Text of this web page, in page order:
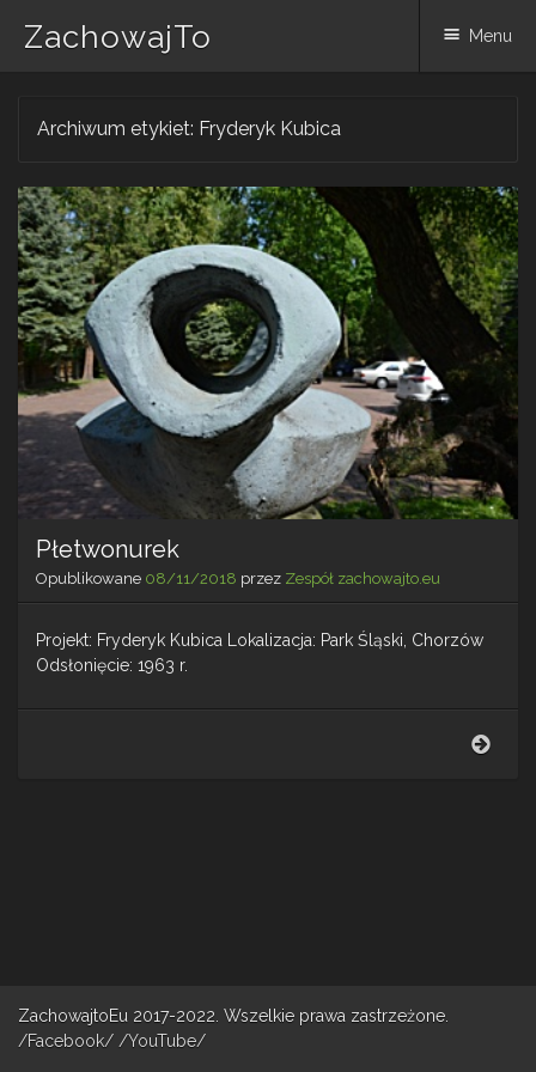
ZachowajTo Menu
Archiwum etykiet: Fryderyk Kubica
Płetwonurek
Opublikowane 08/11/2018 przez Zespół zachowajto.eu
Projekt: Fryderyk Kubica Lokalizacja: Park Śląski, Chorzów
Odsłonięcie: 1963 r.
ZachowajtoEu 2017-2022. Wszelkie prawa zastrzeżone.
/Facebook/ /YouTube/